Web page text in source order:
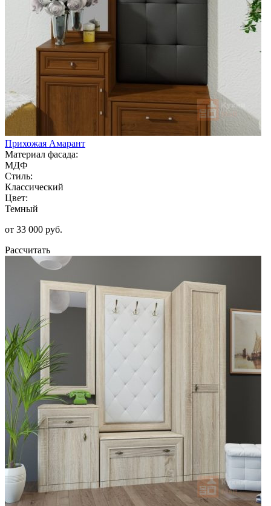
Прихожая Амарант
Материал фасада:
МДФ
Стиль:
Классический
Цвет:
Темный
от 33 000 руб.
Рассчитать